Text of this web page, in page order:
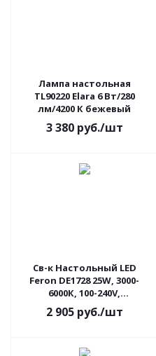
Лампа настольная
TL90220 Elara 6 Вт/280
лм/4200 К бежевый
3 380руб./шт
Св-к Настольный LED
Feron DE1728 25W, 3000-
6000К, 100-240V,
коричневый 41452
2 905руб./шт